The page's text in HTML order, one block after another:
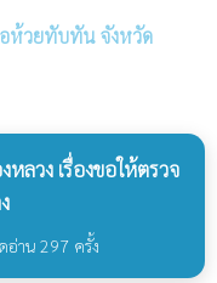
อห้วยทับทัน จังหวัด
ลวง เรื่องขอให้ตรวจ
อ่าน 297 ครั้ง